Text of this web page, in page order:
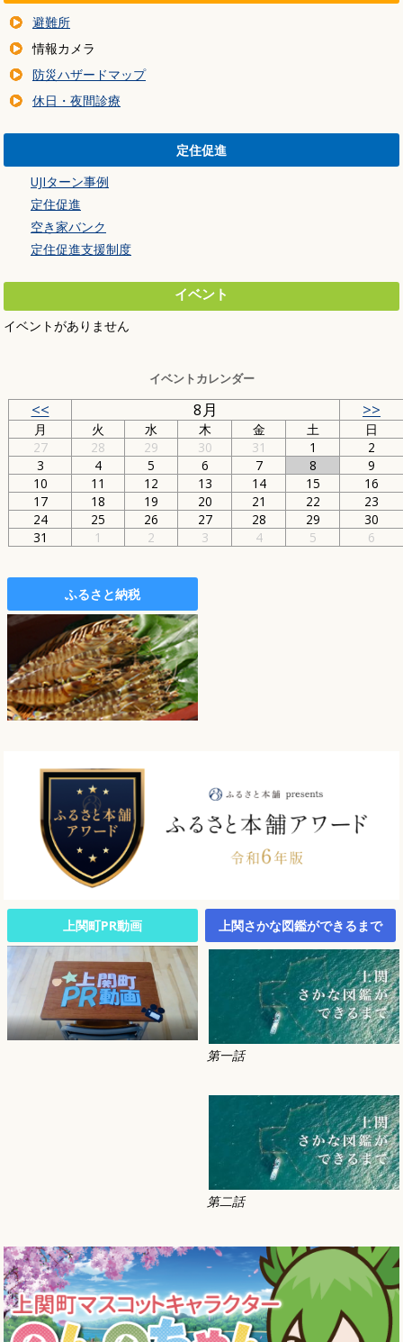
避難所
情報カメラ
防災ハザードマップ
休日・夜間診療
定住促進
UJIターン事例
定住促進
空き家バンク
定住促進支援制度
イベント
イベントがありません
イベントカレンダー
<< 8月 >>
月 火 水 木 金 土
日
27
28 29 30 31 1
2
3
4 5 6 7 8
9
10
11 12 13 14 15
16
17
18 19 20 21 22
23
24
25 26 27 28 29
30
31
1 2 3 4 5 6
ふるさと納税
上関町PR動画 上関さかな図鑑ができるまで
第一話
第二話